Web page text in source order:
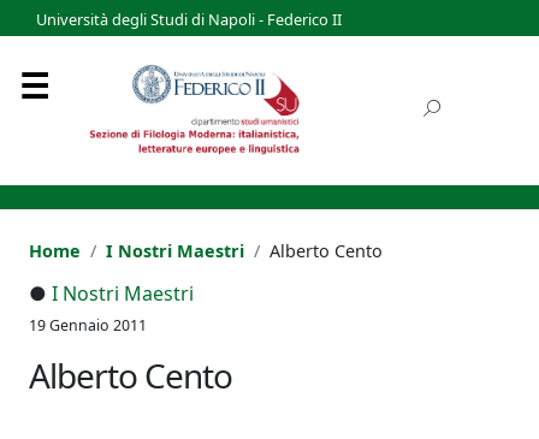
Università degli Studi di Napoli - Federico II
Home I Nostri Maestri Alberto Cento
● I Nostri Maestri
19 Gennaio 2011
Alberto Cento